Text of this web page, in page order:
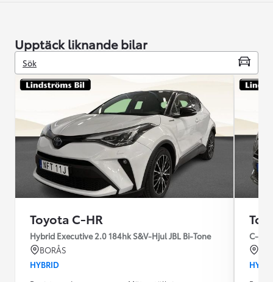
Upptäck liknande bilar
Sök
Toyota C-HR
Hybrid Executive 2.0 184hk S&V-Hjul JBL Bi-Tone
BORÅS
HYBRID
C-HR